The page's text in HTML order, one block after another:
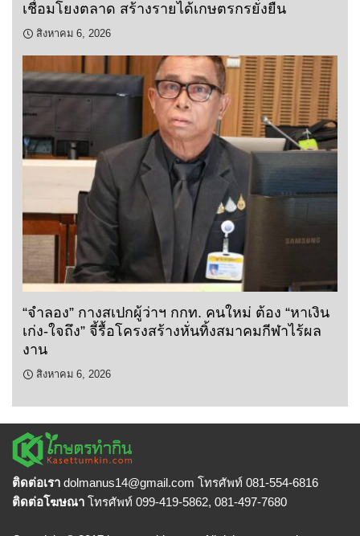
เชื่อมโยงตลาด สร้างรายได้เกษตรกรยั่งยืน
สิงหาคม 6, 2026
“จำลอง” กางสเปกผู้ว่าฯ กกท. คนใหม่ ต้อง “หาเงิน
เก่ง-ใจถึง” จี้รื้อโครงสร้างหั่นทิ้งสมาคมกีฬาไร้ผล
งาน
สิงหาคม 6, 2026
ติดต่อเรา dolmanus14@gmail.com โทรศัพท์ 081-554-6816
ติดต่อโฆษณา โทรศัพท์ 099-419-5862, 081-497-7680